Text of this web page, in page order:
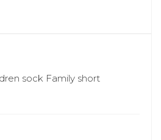
sock Family short